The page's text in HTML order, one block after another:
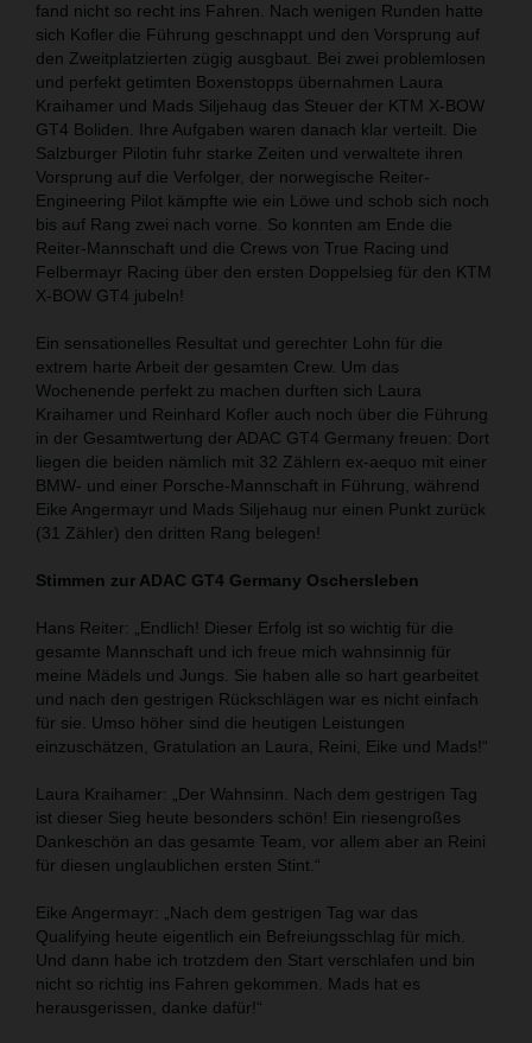
fand nicht so recht ins Fahren. Nach wenigen Runden hatte
sich Kofler die Führung geschnappt und den Vorsprung auf
den Zweitplatzierten zügig ausgbaut. Bei zwei problemlosen
und perfekt getimten Boxenstopps übernahmen Laura
Kraihamer und Mads Siljehaug das Steuer der KTM X-BOW
GT4 Boliden. Ihre Aufgaben waren danach klar verteilt. Die
Salzburger Pilotin fuhr starke Zeiten und verwaltete ihren
Vorsprung auf die Verfolger, der norwegische Reiter-
Engineering Pilot kämpfte wie ein Löwe und schob sich noch
bis auf Rang zwei nach vorne. So konnten am Ende die
Reiter-Mannschaft und die Crews von True Racing und
Felbermayr Racing über den ersten Doppelsieg für den KTM
X-BOW GT4 jubeln!
Ein sensationelles Resultat und gerechter Lohn für die
extrem harte Arbeit der gesamten Crew. Um das
Wochenende perfekt zu machen durften sich Laura
Kraihamer und Reinhard Kofler auch noch über die Führung
in der Gesamtwertung der ADAC GT4 Germany freuen: Dort
liegen die beiden nämlich mit 32 Zählern ex-aequo mit einer
BMW- und einer Porsche-Mannschaft in Führung, während
Eike Angermayr und Mads Siljehaug nur einen Punkt zurück
(31 Zähler) den dritten Rang belegen!
Stimmen zur ADAC GT4 Germany Oschersleben
Hans Reiter: „Endlich! Dieser Erfolg ist so wichtig für die
gesamte Mannschaft und ich freue mich wahnsinnig für
meine Mädels und Jungs. Sie haben alle so hart gearbeitet
und nach den gestrigen Rückschlägen war es nicht einfach
für sie. Umso höher sind die heutigen Leistungen
einzuschätzen, Gratulation an Laura, Reini, Eike und Mads!“
Laura Kraihamer: „Der Wahnsinn. Nach dem gestrigen Tag
ist dieser Sieg heute besonders schön! Ein riesengroßes
Dankeschön an das gesamte Team, vor allem aber an Reini
für diesen unglaublichen ersten Stint.“
Eike Angermayr: „Nach dem gestrigen Tag war das
Qualifying heute eigentlich ein Befreiungsschlag für mich.
Und dann habe ich trotzdem den Start verschlafen und bin
nicht so richtig ins Fahren gekommen. Mads hat es
herausgerissen, danke dafür!“